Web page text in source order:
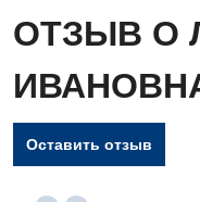
ОТЗЫВ О
Оставить отзыв